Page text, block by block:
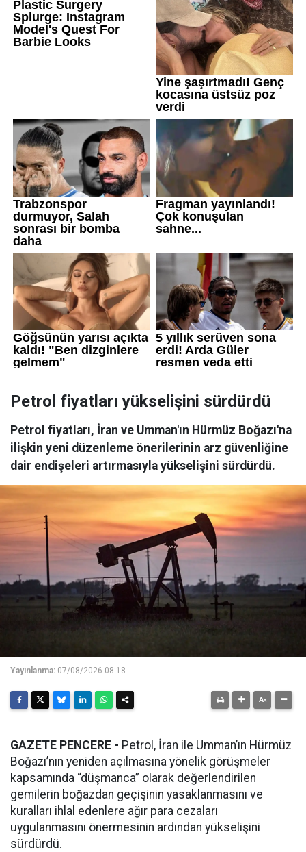
Petrol fiyatları yükselişini sürdürdü
Petrol fiyatları, İran ve Umman'ın Hürmüz Boğazı'na
ilişkin yeni düzenleme önerilerinin arz güvenliğine
dair endişeleri artırmasıyla yükselişini sürdürdü.
Yayınlanma: 07/08/2026 08:18
GAZETE PENCERE - Petrol, İran ile Umman’ın Hürmüz
Boğazı’nın yeniden açılmasına yönelik görüşmeler
kapsamında “düşmanca” olarak değerlendirilen
gemilerin boğazdan geçişinin yasaklanmasını ve
kuralları ihlal edenlere ağır para cezaları
uygulanmasını önermesinin ardından yükselişini
sürdürdü.